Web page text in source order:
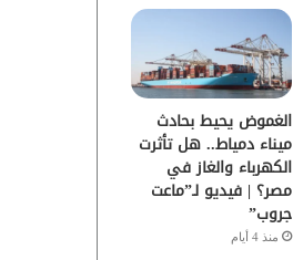
الغموض يحيط بحادث
ميناء دمياط.. هل تأثرت
الكهرباء والغاز في
مصر؟ | فيديو لـ”ماعت
جروب”
منذ 4 أيام